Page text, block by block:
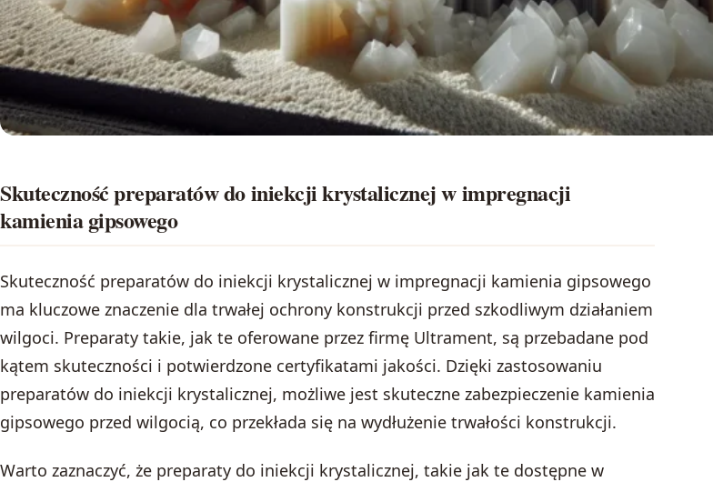
Skuteczność preparatów do iniekcji krystalicznej w impregnacji
kamienia gipsowego
Skuteczność preparatów do iniekcji krystalicznej w impregnacji kamienia gipsowego
ma kluczowe znaczenie dla trwałej ochrony konstrukcji przed szkodliwym działaniem
wilgoci. Preparaty takie, jak te oferowane przez firmę Ultrament, są przebadane pod
kątem skuteczności i potwierdzone certyfikatami jakości. Dzięki zastosowaniu
preparatów do iniekcji krystalicznej, możliwe jest skuteczne zabezpieczenie kamienia
gipsowego przed wilgocią, co przekłada się na wydłużenie trwałości konstrukcji.
Warto zaznaczyć, że preparaty do iniekcji krystalicznej, takie jak te dostępne w